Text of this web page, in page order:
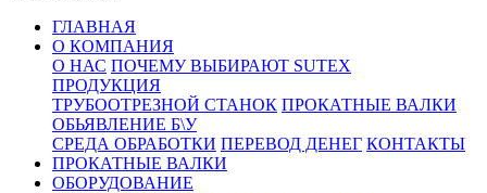
ГЛАВНАЯ
О КОМПАНИЯ
О НАС ПОЧЕМУ ВЫБИРАЮТ SUTEX
ПРОДУКЦИЯ
ТРУБООТРЕЗНОЙ СТАНОК ПРОКАТНЫЕ ВАЛКИ
ОБЬЯВЛЕНИЕ Б\У
СРЕДА ОБРАБОТКИ ПЕРЕВОД ДЕНЕГ КОНТАКТЫ
ПРОКАТНЫЕ ВАЛКИ
ОБОРУДОВАНИЕ